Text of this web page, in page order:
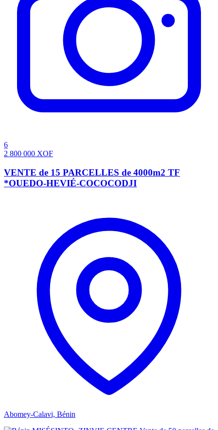
6
2 800 000 XOF
VENTE de 15 PARCELLES de 4000m2 TF
*OUEDO-HEVIÉ-COCOCODJI
Abomey-Calavi, Bénin